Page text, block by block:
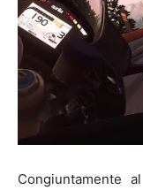
Congiuntamente